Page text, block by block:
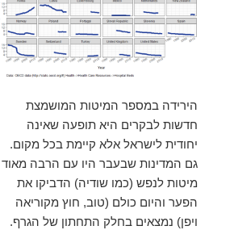
הירידה במספר המיטות המושמצת
חדשות לבקרים היא תופעה שאינה
יחודית לישראל אלא קיימת בכל מקום.
גם המדינות שבעבר היו עם הרבה מאוד
מיטות לנפש (כמו שודיה) הדביקו את
הפער והיום כולם (טוב, חוץ מקוריאה
ויפן) נמצאים בחלק התחתון של הגרף.